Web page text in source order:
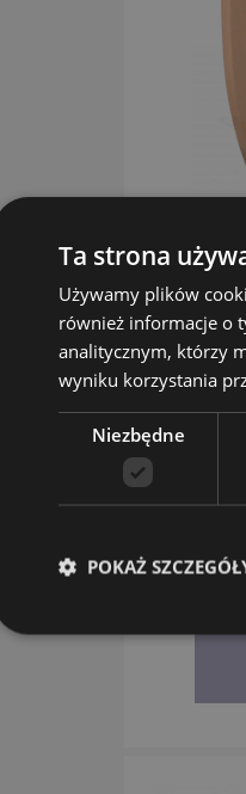
Ta strona
Używamy plików
również informacje o
analitycznym, którzy
wyniku korzystania
Niezbędne
POKAŻ